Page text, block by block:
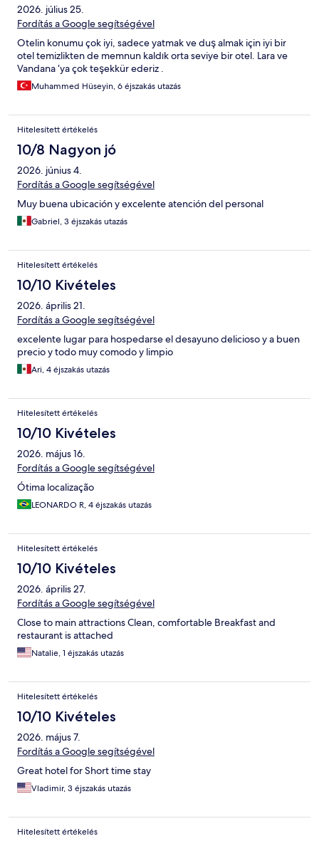
2026. július 25.
Fordítás a Google segítségével
Otelin konumu çok iyi, sadece yatmak ve duş almak için iyi bir
otel temizlikten de memnun kaldık orta seviye bir otel. Lara ve
Vandana ‘ya çok teşekkür ederiz .
Muhammed Hüseyin, 6 éjszakás utazás
Hitelesített értékelés
10/8 Nagyon jó
2026. június 4.
Fordítás a Google segítségével
Muy buena ubicación y excelente atención del personal
Gabriel, 3 éjszakás utazás
Hitelesített értékelés
10/10 Kivételes
2026. április 21.
Fordítás a Google segítségével
excelente lugar para hospedarse el desayuno delicioso y a buen
precio y todo muy comodo y limpio
Ari, 4 éjszakás utazás
Hitelesített értékelés
10/10 Kivételes
2026. május 16.
Fordítás a Google segítségével
Ótima localização
LEONARDO R, 4 éjszakás utazás
Hitelesített értékelés
10/10 Kivételes
2026. április 27.
Fordítás a Google segítségével
Close to main attractions Clean, comfortable Breakfast and
restaurant is attached
Natalie, 1 éjszakás utazás
Hitelesített értékelés
10/10 Kivételes
2026. május 7.
Fordítás a Google segítségével
Great hotel for Short time stay
Vladimir, 3 éjszakás utazás
Hitelesített értékelés